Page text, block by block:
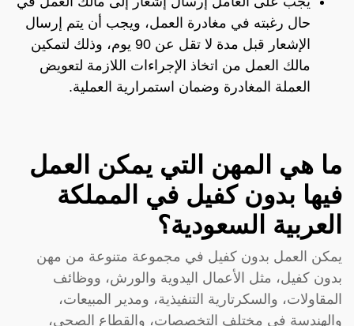
حال رغبته في مغادرة العمل، ويجب أن يتم إرسال
الإشعار قبل مدة لا تقل عن 90 يوم، وذلك لتمكين
مالك العمل من اتخاذ الإجراءات اللازمة لتعويض
العملة المغادرة وضمان استمرارية العملية.
ما هي المهن التي يمكن العمل
فيها بدون كفيل في المملكة
العربية السعودية؟
يمكن العمل بدون كفيل في مجموعة متنوعة من مهن
بدون كفيل، مثل الأعمال اليدوية والورش، ووظائف
المقاولات، والسكرتارية التنفيذية، ومدير المبيعات،
والهندسة في مختلف التخصصات، والقطاع الصحي،